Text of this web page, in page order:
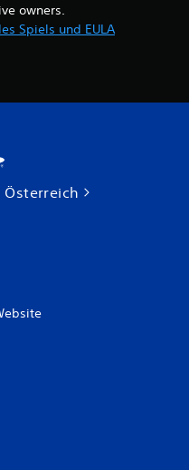
owners.
Spiels und EULA